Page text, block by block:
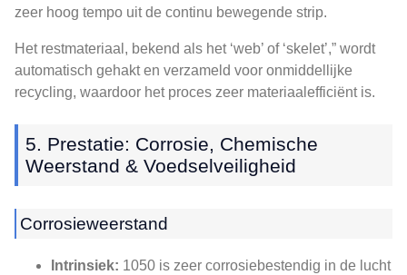
zeer hoog tempo uit de continu bewegende strip.
Het restmateriaal, bekend als het ‘web’ of ‘skelet’,” wordt
automatisch gehakt en verzameld voor onmiddellijke
recycling, waardoor het proces zeer materiaalefficiënt is.
5. Prestatie: Corrosie, Chemische
Weerstand & Voedselveiligheid
Corrosieweerstand
Intrinsiek: 1050 is zeer corrosiebestendig in de lucht